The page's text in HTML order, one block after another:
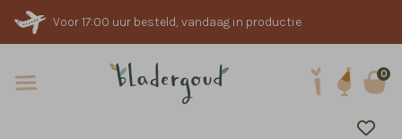
Voor 17:00 uur besteld, vandaag in productie
0